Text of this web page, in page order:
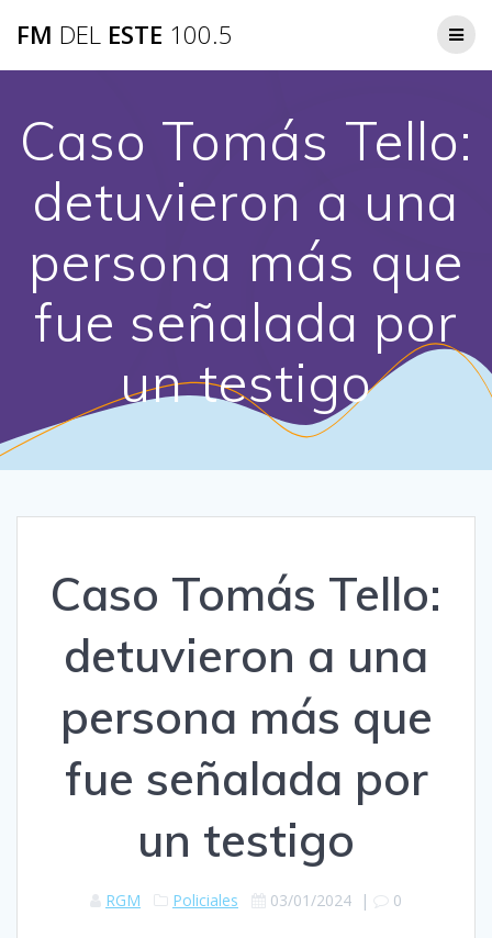
FM DEL ESTE 100.5
Caso Tomás Tello:
detuvieron a una
persona más que
fue señalada por
un testigo
Caso Tomás Tello:
detuvieron a una
persona más que
fue señalada por
un testigo
RGM Policiales 03/01/2024 | 0